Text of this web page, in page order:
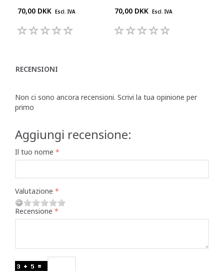
70,00 DKK Escl. IVA
70,00 DKK Escl. IVA
RECENSIONI
Non ci sono ancora recensioni. Scrivi la tua opinione per
primo
Aggiungi recensione:
Il tuo nome
Valutazione
Recensione